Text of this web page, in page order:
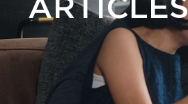
ARTICLES